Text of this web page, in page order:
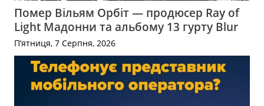
Помер Вільям Орбіт — продюсер Ray of
Light Мадонни та альбому 13 гурту Blur
П’ятниця, 7 Серпня, 2026